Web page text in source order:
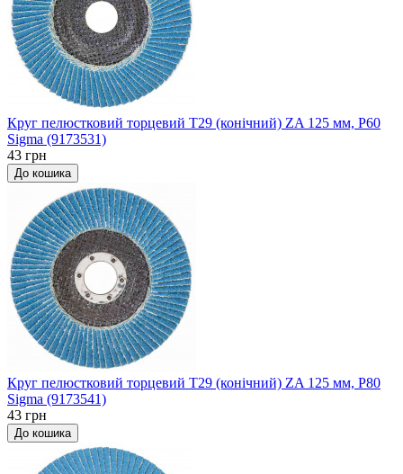
Круг пелюстковий торцевий Т29 (конічний) ZA 125 мм, P60
Sigma (9173531)
43 грн
До кошика
Круг пелюстковий торцевий Т29 (конічний) ZA 125 мм, P80
Sigma (9173541)
43 грн
До кошика